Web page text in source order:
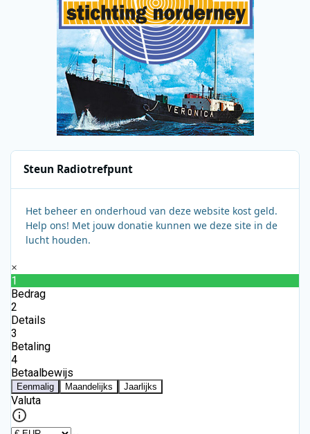
Steun Radiotrefpunt
Het beheer en onderhoud van deze website kost geld.
Help ons! Met jouw donatie kunnen we deze site in de
lucht houden.